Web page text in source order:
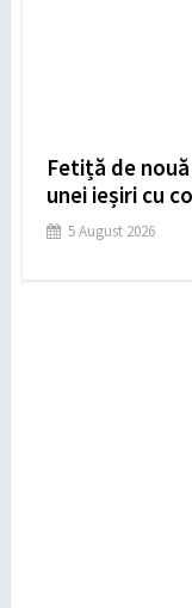
Fetiță de
unei ieșiri cu
5 August 2026